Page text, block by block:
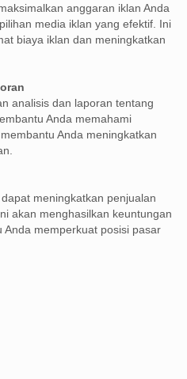
anggaran iklan Anda
media iklan yang efektif. Ini
biaya iklan dan meningkatkan
analisis dan laporan tentang
Anda memahami
Anda meningkatkan
meningkatkan penjualan
akan menghasilkan keuntungan
memperkuat posisi pasar